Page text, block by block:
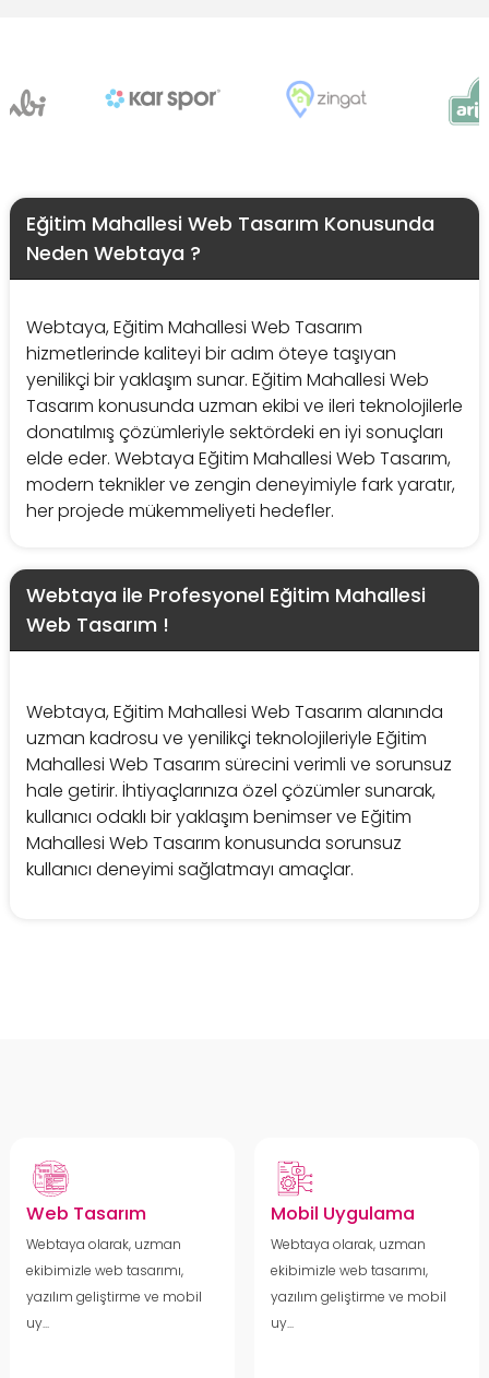
Eğitim Mahallesi Web Tasarım Konusunda
Neden Webtaya ?
Webtaya, Eğitim Mahallesi Web Tasarım
hizmetlerinde kaliteyi bir adım öteye taşıyan
yenilikçi bir yaklaşım sunar. Eğitim Mahallesi Web
Tasarım konusunda uzman ekibi ve ileri teknolojilerle
donatılmış çözümleriyle sektördeki en iyi sonuçları
elde eder. Webtaya Eğitim Mahallesi Web Tasarım,
modern teknikler ve zengin deneyimiyle fark yaratır,
her projede mükemmeliyeti hedefler.
Webtaya ile Profesyonel Eğitim Mahallesi
Web Tasarım !
Webtaya, Eğitim Mahallesi Web Tasarım alanında
uzman kadrosu ve yenilikçi teknolojileriyle Eğitim
Mahallesi Web Tasarım sürecini verimli ve sorunsuz
hale getirir. İhtiyaçlarınıza özel çözümler sunarak,
kullanıcı odaklı bir yaklaşım benimser ve Eğitim
Mahallesi Web Tasarım konusunda sorunsuz
kullanıcı deneyimi sağlatmayı amaçlar.
Web Tasarım
Webtaya olarak, uzman
ekibimizle web tasarımı,
yazılım geliştirme ve mobil
uy...
Mobil Uygulama
Webtaya olarak, uzman
ekibimizle web tasarımı,
yazılım geliştirme ve mobil
uy...